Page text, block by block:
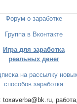
Форум о заработке
Группа в Вконтакте
Игра для заработка
реальных денег
на рассылку
способов заработка
toxaverba@bk.ru,